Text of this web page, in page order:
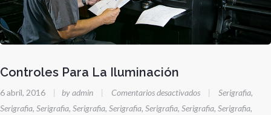
Controles Para La Iluminación
6 abril, 2016 | by admin | Comentarios desactivadosen
Controles
| Serigrafia,
Serigrafia, Serigrafia, Serigrafia, Serigrafia, Serigrafia, Serigrafia, Serigrafia,